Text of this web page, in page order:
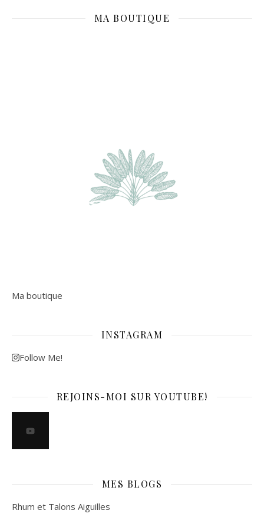
MA BOUTIQUE
Ma boutique
INSTAGRAM
Follow Me!
REJOINS-MOI SUR YOUTUBE!
MES BLOGS
Rhum et Talons Aiguilles